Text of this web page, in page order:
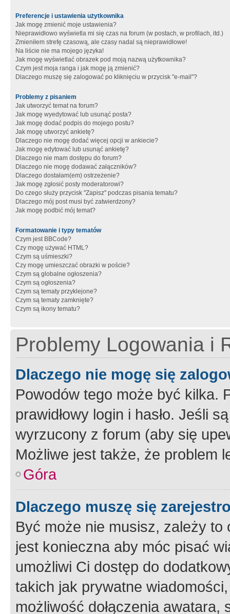
Preferencje i ustawienia użytkownika
Jak mogę zmienić moje ustawienia?
Nieprawidłowo wyświetla mi się czas na forum (w postach, w profilach, itd.)
Zmieniłem strefę czasową, ale czasy nadal są nieprawidłowe!
Na liście nie ma mojego języka!
Jak mogę wyświetlać obrazek pod moją nazwą użytkownika?
Czym jest moja ranga i jak mogę ją zmienić?
Dlaczego muszę się zalogować po kliknięciu w przycisk "e-mail"?
Problemy z pisaniem
Jak utworzyć temat na forum?
Jak mogę wyedytować lub usunąć posta?
Jak mogę dodać podpis do mojego postu?
Jak mogę utworzyć ankietę?
Dlaczego nie mogę dodać więcej opcji w ankiecie?
Jak mogę edytować lub usunąć ankietę?
Dlaczego nie mam dostępu do forum?
Dlaczego nie mogę dodawać załączników?
Dlaczego dostałam(em) ostrzeżenie?
Jak mogę zgłosić posty moderatorowi?
Do czego służy przycisk "Zapisz" podczas pisania tematu?
Dlaczego mój post musi być zatwierdzony?
Jak mogę podbić mój temat?
Formatowanie i typy tematów
Czym jest BBCode?
Czy mogę używać HTML?
Czym są uśmieszki?
Czy mogę umieszczać obrazki w poście?
Czym są globalne ogłoszenia?
Czym są ogłoszenia?
Czym są tematy przyklejone?
Czym są tematy zamknięte?
Czym są ikony tematu?
Problemy Logowania i
Dlaczego nie mogę się
Powodów tego może być kilka.
prawidłowy login i hasło. Jeśli
wyrzucony z forum (aby się
Możliwe jest także, że problem
Góra
Dlaczego muszę się
Być może nie musisz, zależy
jest konieczna aby móc pisać
umożliwi Ci dostęp do
takich jak prywatne
możliwość dołączenia